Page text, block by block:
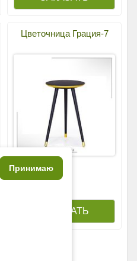
Цветочница Грация-7
29 600р.
Принимаю